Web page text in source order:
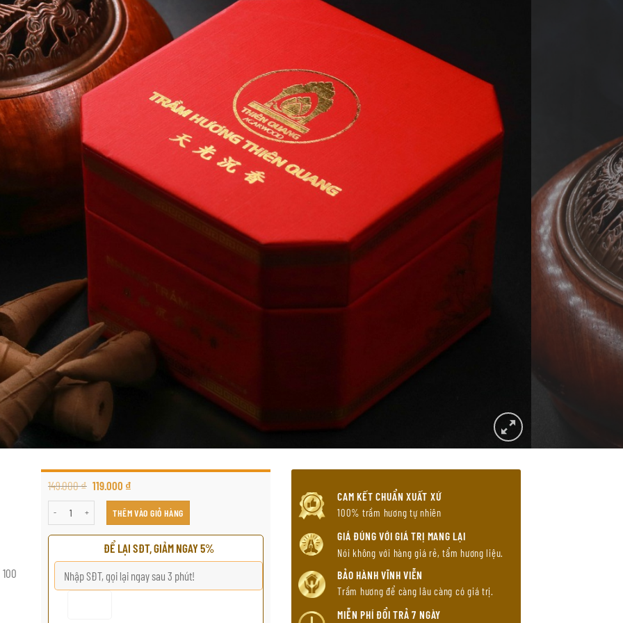
149.000₫ 119.000 ₫
100% 天然沉香芽 3 型 số lượng
THÊM VÀO GIỎ HÀNG
ĐỂ LẠI SĐT, GIẢM NGAY 5%
CAM KẾT CHUẨN XUẤT XỨ
100% trầm hương tự nhiên
GIÁ ĐÚNG VỚI GIÁ TRỊ MANG LẠI
Nói không với hàng giá rẻ, tẩm hương liệu.
BẢO HÀNH VĨNH VIỄN
Trầm hương để càng lâu càng có giá trị.
MIỄN PHÍ ĐỔI TRẢ 7 NGÀY